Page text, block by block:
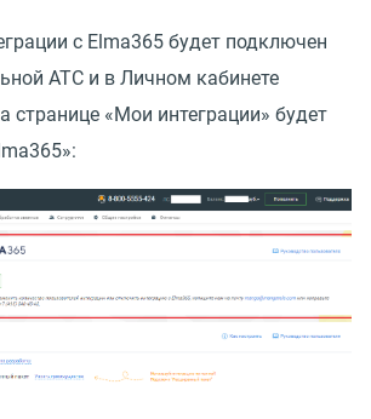
с Elma365 будет подключен
АТС и в Личном кабинете
странице «Мои интеграции» будет